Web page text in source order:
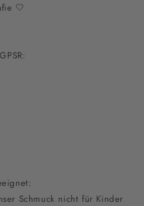
🤍
Schmuck nicht für Kinder